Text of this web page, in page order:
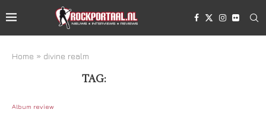
Home » divine realm
TAG:
Album review